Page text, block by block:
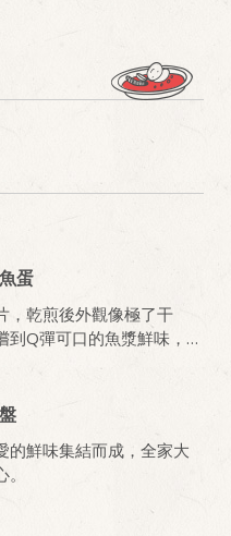
蛋
，乾煎後外觀像極了干
到Q彈可口的魚漿鮮味，視
的鮮味集結而成，全家大